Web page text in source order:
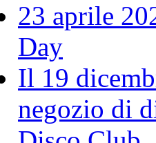
23 aprile
Day
Il 19
negozio di